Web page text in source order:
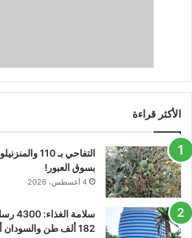
الأكثر قراءة
بسوق العبور!
4 أغسطس، 2026
182 ألف طن والسودان أكبر الأسواق المستقبلة